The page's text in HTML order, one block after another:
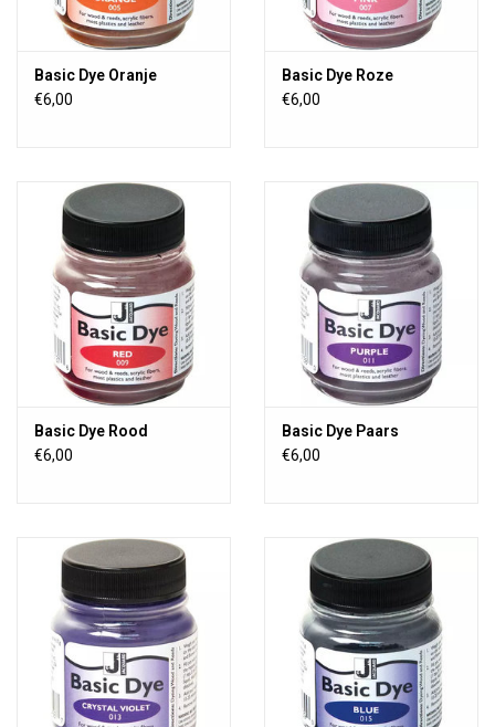
Basic Dye Oranje
€6,00
Basic Dye Roze
€6,00
Basic Dye Rood
€6,00
Basic Dye Paars
€6,00